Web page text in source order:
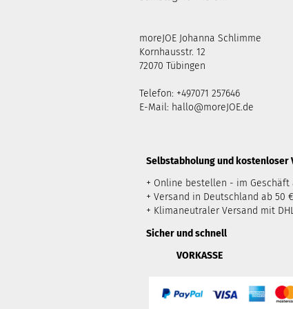
moreJOE Johanna Schlimme
Kornhausstr. 12
72070 Tübingen
Telefon: +497071 257646
E-Mail: hallo@moreJOE.de
​Selbstabholung und kostenloser
+ Online bestellen - im Geschäft
+ Versand in Deutschland ab 50
+ Klimaneutraler Versand mit
Sicher und schnell
VORKASSE